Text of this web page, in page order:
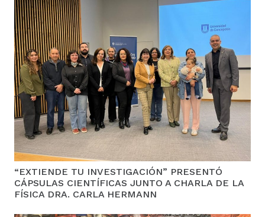
“EXTIENDE TU INVESTIGACIÓN” PRESENTÓ
CÁPSULAS CIENTÍFICAS JUNTO A CHARLA DE LA
FÍSICA DRA. CARLA HERMANN